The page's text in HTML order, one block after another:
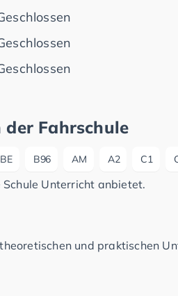
Fahrschule
BE B96 AM A2 C1
Schule Unterricht anbietet.
und praktischen